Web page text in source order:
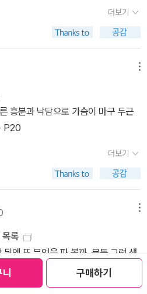
구매하기
흔쾌히 동조하지는 않았다. 어쩌면
들의 오만하고 편협한 세계관이에
매력을 거부하지는 못했다. 실제로
신비스러운, 기이한 카리스마를 지닌
르의 『마담 보바리』가 독보적이며
럼에도 불구하고, 플로베르의 천재성
있다고 그는 지적하기도 했다. (67
서는 조금 다른 모습으로 보인다. 조
칭송한다고 할까. 잘은 모르지만 내
라고 말한다. 그리고 런던에서 외로
했고 런던 사교계의 이목을 끌었다.
에 등장한 연인을 기대했다. 운명 같
대였던 것 같다. 그러나 김사과의
어떤 사람이었는지 조금 짐작할 수
좋아했지만 그것이 글쓰기를 망칠까
교계 인사들을 사랑했지만 그들이 자
나가는 아이들의 행동에 맞닥뜨린다.
'와 아이들.어쩌면 애초에 망가져 있
히며 (더해서 마일스의 교우관계) 어
적으로) 학대하는 상황이 암시된다.
이 비극의 마침표일까.하지만 다시
고를 들고 오는 인물인 더글러스가
일스와 겹치는 프로필이다. 마일스네
이 다른 어린이를 맡아서 가르쳤다는
은 가까운 관계가 되었고, (마일스가
는 말로 계급차이를 드러내는 것과
기고 그녀는 '죽었다'. 그리고 다시
'에게 넘기고 더글러스도 시간이 흐
사람속에 대한 이야기를 여러 겹으
은 헨리 제임스. 더해서 우리글 번역
와 몰입을 방해하며 이야기를 더 복
더보기
흥분과 낙담으로 가슴이 마구 두근
P20
더보기
록
엔 또 무엇을 파 볼까, 문득 그런 생
가까운 불온한 종이는 취소선을 그
말하면 온·오프라인의 평가보다 더 와